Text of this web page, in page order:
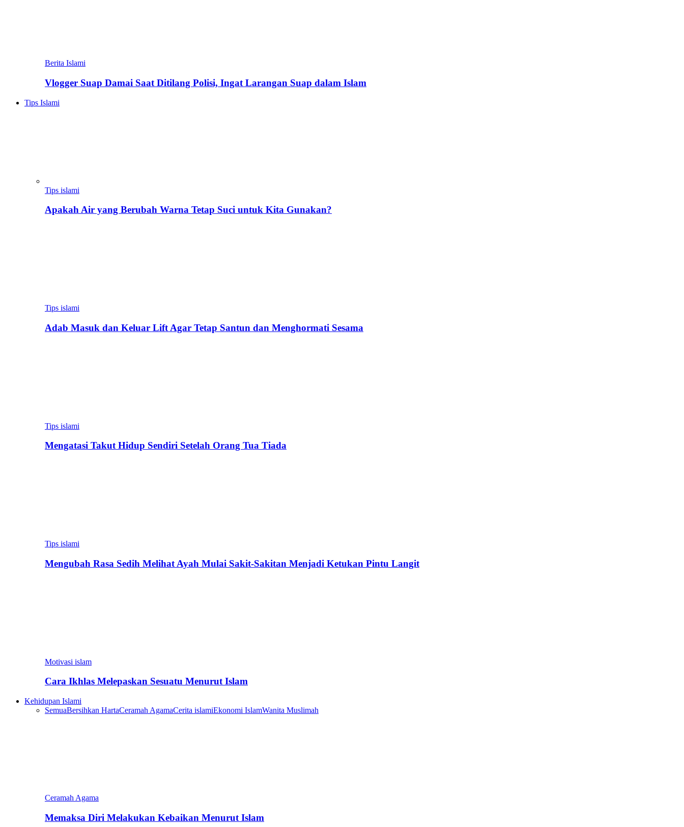
Berita Islami
Vlogger Suap Damai Saat Ditilang Polisi, Ingat Larangan Suap dalam Islam
Tips Islami
Tips islami
Apakah Air yang Berubah Warna Tetap Suci untuk Kita Gunakan?
Tips islami
Adab Masuk dan Keluar Lift Agar Tetap Santun dan Menghormati Sesama
Tips islami
Mengatasi Takut Hidup Sendiri Setelah Orang Tua Tiada
Tips islami
Mengubah Rasa Sedih Melihat Ayah Mulai Sakit-Sakitan Menjadi Ketukan Pintu Langit
Motivasi islam
Cara Ikhlas Melepaskan Sesuatu Menurut Islam
Kehidupan Islami
SemuaBersihkan HartaCeramah AgamaCerita islamiEkonomi IslamWanita Muslimah
Ceramah Agama
Memaksa Diri Melakukan Kebaikan Menurut Islam